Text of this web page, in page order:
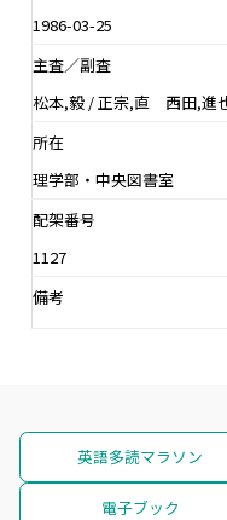
1986-03-25
主査／副査
松本,毅 / 正宗,直 西田,進
所在
理学部・中央図書室
配架番号
1127
備考
英語多読マラソン
電子ブック